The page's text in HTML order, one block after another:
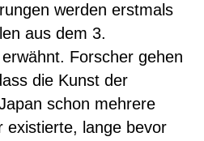
werden erstmals
aus dem 3.
Forscher gehen
die Kunst der
schon mehrere
existierte, lange bevor